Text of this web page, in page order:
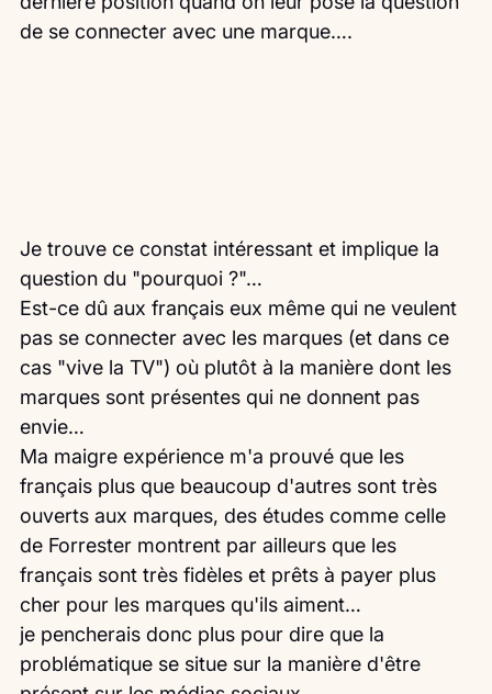
de se connecter avec une marque….
Je trouve ce constat intéressant et implique la
question du "pourquoi ?"…
Est-ce dû aux français eux même qui ne veulent
pas se connecter avec les marques (et dans ce
cas "vive la TV") où plutôt à la manière dont les
marques sont présentes qui ne donnent pas
envie…
Ma maigre expérience m'a prouvé que les
français plus que beaucoup d'autres sont très
ouverts aux marques, des études comme celle
de Forrester montrent par ailleurs que les
français sont très fidèles et prêts à payer plus
cher pour les marques qu'ils aiment…
je pencherais donc plus pour dire que la
problématique se situe sur la manière d'être